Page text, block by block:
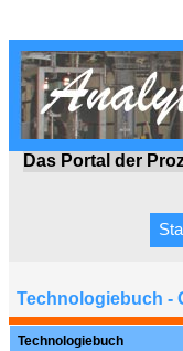
Das Portal der
Technologiebuch -
Technologiebuch